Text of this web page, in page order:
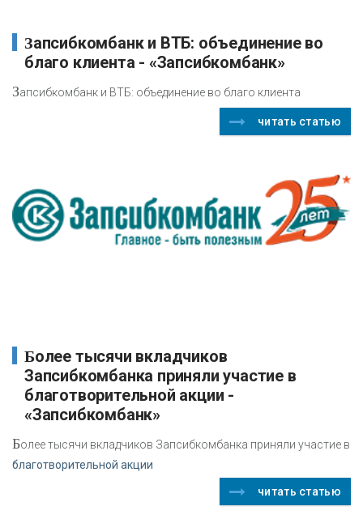
Запсибкомбанк и ВТБ: объединение во
благо клиента - «Запсибкомбанк»
Запсибкомбанк и ВТБ: объединение во благо клиента
читать статью
Более тысячи вкладчиков
Запсибкомбанка приняли участие в
благотворительной акции -
«Запсибкомбанк»
Более тысячи вкладчиков Запсибкомбанка приняли участие в
благотворительной акции
читать статью